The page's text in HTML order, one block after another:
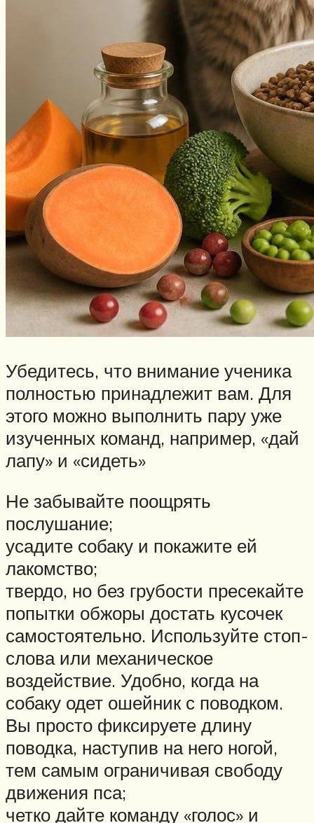
Убедитесь, что внимание ученика
полностью принадлежит вам. Для
этого можно выполнить пару уже
изученных команд, например, «дай
лапу» и «сидеть»
Не забывайте поощрять
послушание;
усадите собаку и покажите ей
лакомство;
твердо, но без грубости пресекайте
попытки обжоры достать кусочек
самостоятельно. Используйте стоп-
слова или механическое
воздействие. Удобно, когда на
собаку одет ошейник с поводком.
Вы просто фиксируете длину
поводка, наступив на него ногой,
тем самым ограничивая свободу
движения пса;
четко дайте команду «голос» и